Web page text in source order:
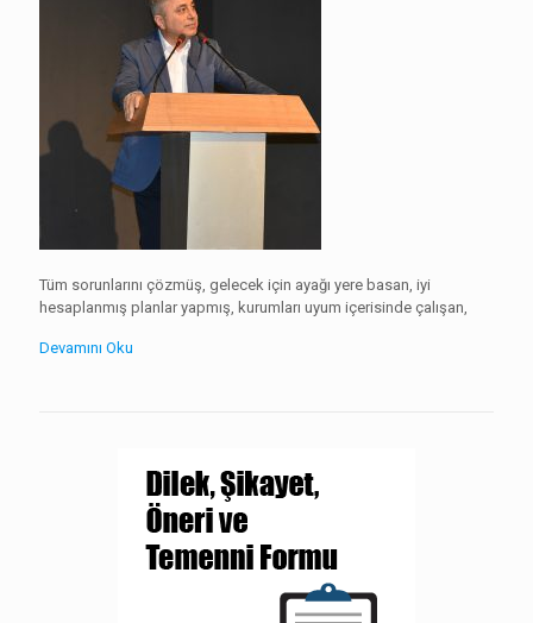
Tüm sorunlarını çözmüş, gelecek için ayağı yere basan, iyi
hesaplanmış planlar yapmış, kurumları uyum içerisinde çalışan,
Devamını Oku